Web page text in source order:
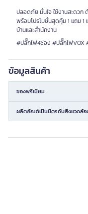
ปลอดภัย มั่นใจ ใช้งานสะดวก
พร้อมโปรโมชั่นสุดคุ้ม 1 แถม 1
บ้านและสำนักงาน
#ปลั๊กไฟ4ช่อง #ปลั๊กไฟ
ข้อมูลสินค้า
ของพรีเมียม
ผลิตภัณฑ์เป็นมิตรกับสิ่งแวดล้อ